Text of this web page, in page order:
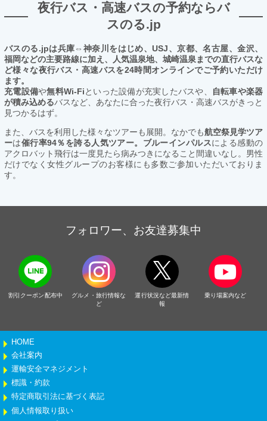
夜行バス・高速バスの予約ならバ
スのる.jp
バスのる.jpは兵庫⇔神奈川をはじめ、USJ、京都、名古屋、金沢、
福岡などの主要路線に加え、人気温泉地、城崎温泉までの直行バスな
ど様々な夜行バス・高速バスを24時間オンラインでご予約いただけ
ます。
充電設備や無料Wi-Fiといった設備が充実したバスや、
自転車や楽器
が積み込めるバスなど、あなたに合った夜行バス・高速バスがきっと
見つかるはず。
また、バスを利用した様々なツアーも展開。なかでも航空祭見学ツア
ーは催行率94％を誇る人気ツアー。ブルーインパルスによる感動の
アクロバット飛行は一度見たら病みつきになること間違いなし。男性
だけでなく女性グループのお客様にも多数ご参加いただいておりま
す。
フォロワー、お友達募集中
割引クーポン配布中
グルメ・旅行情報な
ど
運行状況など最新情
報
乗り場案内など
HOME
会社案内
運輸安全マネジメント
標識・約款
特定商取引法に基づく表記
個人情報取り扱い